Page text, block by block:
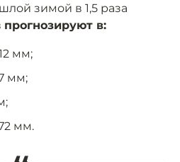
зимой в 1,5 раза
прогнозируют в:
мм;
мм;
мм.